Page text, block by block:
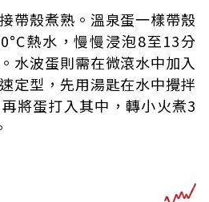
帶殼煮熟。溫泉蛋一樣帶殼
熱水，慢慢浸泡8至13分
水波蛋則需在微滾水中加入
定型，先用湯匙在水中攪拌
將蛋打入其中，轉小火煮3